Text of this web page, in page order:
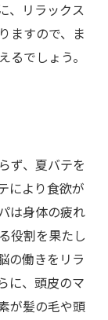
、リラックス
ますので、ま
でしょう。
ず、夏バテを
により食欲が
は身体の疲れ
役割を果たし
の働きをリラ
に、頭皮のマ
が髪の毛や頭